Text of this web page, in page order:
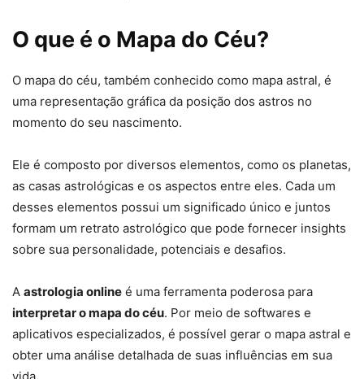
O que é o Mapa do Céu?
O mapa do céu, também conhecido como mapa astral, é
uma representação gráfica da posição dos astros no
momento do seu nascimento.
Ele é composto por diversos elementos, como os planetas,
as casas astrológicas e os aspectos entre eles. Cada um
desses elementos possui um significado único e juntos
formam um retrato astrológico que pode fornecer insights
sobre sua personalidade, potenciais e desafios.
A astrologia online é uma ferramenta poderosa para
interpretar o mapa do céu. Por meio de softwares e
aplicativos especializados, é possível gerar o mapa astral e
obter uma análise detalhada de suas influências em sua